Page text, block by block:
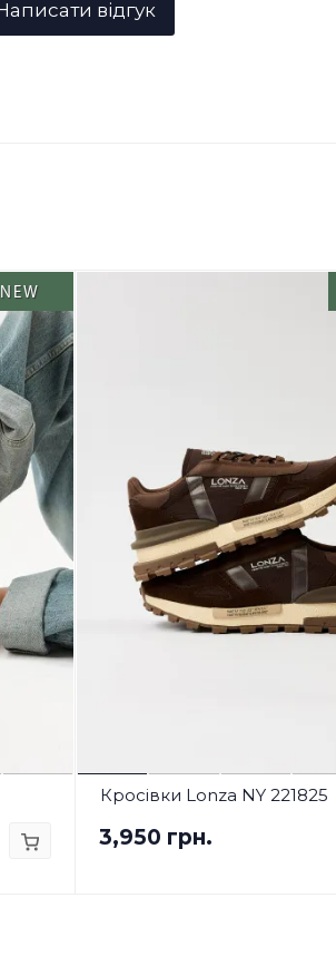
NEW
Кросівки Lonza NY 221825
3,950 грн.